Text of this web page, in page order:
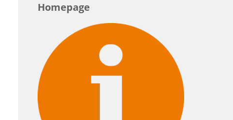
Homepage